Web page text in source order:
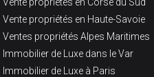
Vente propriétés en Haute-Savoie
Ventes propriétés Alpes Maritimes
Immobilier de Luxe dans le Var
Immobilier de Luxe à Paris